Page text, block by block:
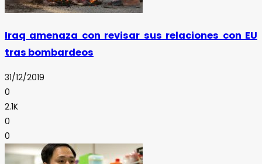
Iraq amenaza con revisar sus relaciones con EU
tras bombardeos
31/12/2019
0
2.1K
0
0